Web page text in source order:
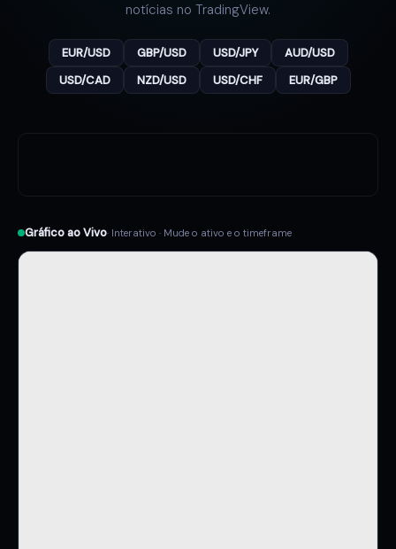
notícias no TradingView.
EUR/USD GBP/USD USD/JPY
AUD/USD
USD/CAD
NZD/USD USD/CHF EUR/GBP
Gráfico ao Vivo· Interativo · Mude o ativo e o timeframe